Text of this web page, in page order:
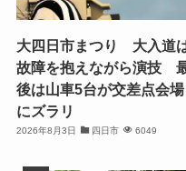
大四日市まつり 大入道
故障を抱えながら演技
後は山車5台が交差点会場
にズラリ
2026年8月3日 四日市 6049